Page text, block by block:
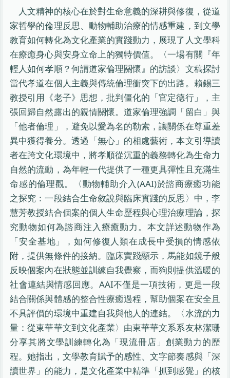
人文精神的核心在於對生命意義的深耕與修復，從道
家哲學的倫理反思、動物輔助治療的情感重建，到文學
教育如何轉化為文化產業的實踐動力，展現了人文學科
在療癒身心與安身立命上的獨特價值。〈一場有關『年
輕人如何孝順？何謂道家倫理關懷』的訪談〉文稿探討
當代孝道在個人主義與傳統倫理衝突下的出路。賴錫三
教授引用《老子》思想，批判僵化的「官定德行」，主
張回歸自然露出的親情關懷。道家倫理強調「留白」與
「他者倫理」，避免以愛為名的勒索，讓關係在尊重差
異中獲得養分。透過「無心」的相處藝術，本文引導讀
者在跨文化環境中，將孝順從沉重的義務轉化為生命力
自然的流動，為年輕一代提供了一種更具彈性且充滿生
命感的倫理觀。〈動物輔助介入(AAI)於諮商療癒功能
之探究：一段結合生命敘說與臨床實踐的反思〉中，李
慧芳教授結合個案的個人生命歷程與心理治療理論，探
究動物如何為諮商注入療癒動力。本文詳述動物作為
「安全基地」，如何修復人類在成長中受損的情感依
附，提供無條件的接納。臨床實踐顯示，馬能如鏡子般
反映個案內在狀態並訓練自我覺察，而狗則提供溫暖的
社會連結與情感回應。AAI不僅是一項技術，更是一段
結合關係與體感的整合性療癒過程，幫助個案在安全且
不具評價的環境中重建自我與他人的連結。〈水流的力
量：從東華華文到文化產業〉由東華華文系系友林潔珊
分享其將文學訓練轉化為「現流冊店」創業動力的歷
程。她指出，文學教育賦予的感性、文字節奏感與「深
讀世界」的能力，是文化產業中精準「抓到感覺」的核